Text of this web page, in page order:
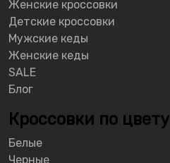
Женские кроссовки
Детские кроссовки
Мужские кеды
Женские кеды
SALE
Блог
Кроссовки по цвету
Белые
Черные